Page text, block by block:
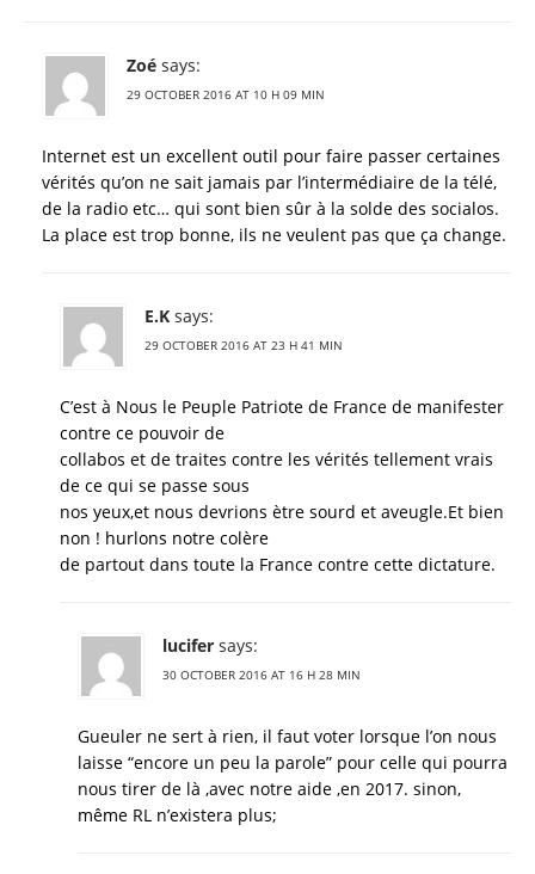
Zoé says:
29 OCTOBER 2016 AT 10 H 09 MIN
Internet est un excellent outil pour faire passer certaines
vérités qu’on ne sait jamais par l’intermédiaire de la télé,
de la radio etc… qui sont bien sûr à la solde des socialos.
La place est trop bonne, ils ne veulent pas que ça change.
E.K says:
29 OCTOBER 2016 AT 23 H 41 MIN
C’est à Nous le Peuple Patriote de France de manifester
contre ce pouvoir de
collabos et de traites contre les vérités tellement vrais
de ce qui se passe sous
nos yeux,et nous devrions ètre sourd et aveugle.Et bien
non ! hurlons notre colère
de partout dans toute la France contre cette dictature.
lucifer says:
30 OCTOBER 2016 AT 16 H 28 MIN
Gueuler ne sert à rien, il faut voter lorsque l’on nous
laisse “encore un peu la parole” pour celle qui pourra
nous tirer de là ,avec notre aide ,en 2017. sinon,
même RL n’existera plus;